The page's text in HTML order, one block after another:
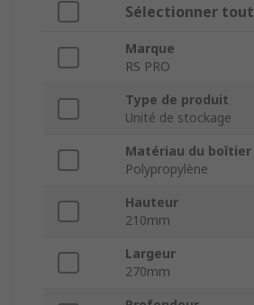
Sélectionner tout
Marque
RS PRO
Type de produit
Unité de stockage
Matériau du boîtier
Polypropylène
Hauteur
210mm
Largeur
270mm